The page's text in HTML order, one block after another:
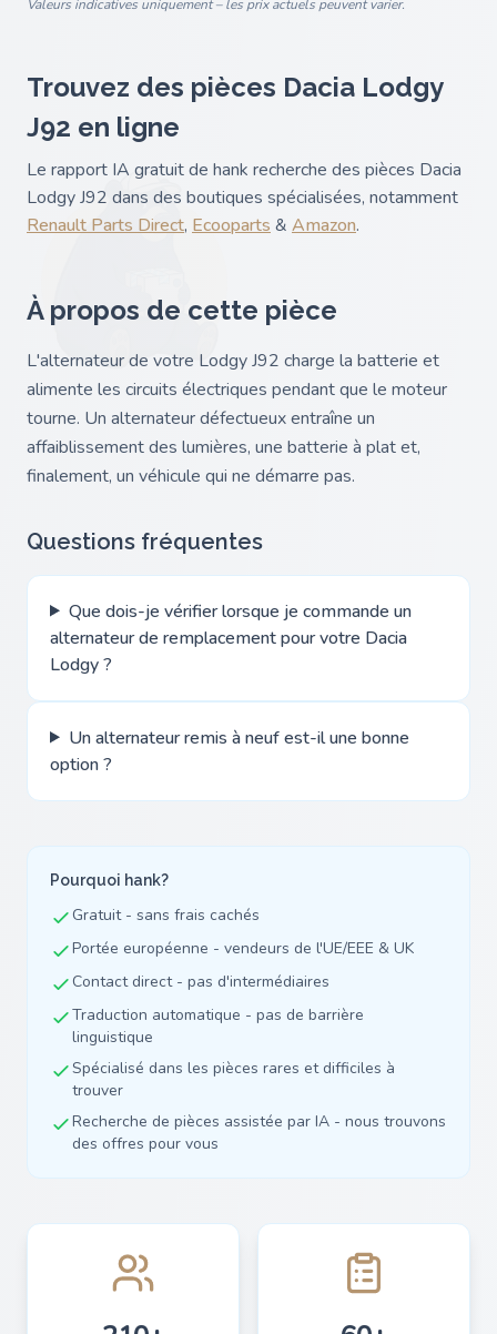
Valeurs indicatives uniquement – les prix actuels peuvent varier.
Trouvez des pièces Dacia Lodgy
J92 en ligne
Le rapport IA gratuit de hank recherche des pièces Dacia
Lodgy J92 dans des boutiques spécialisées, notamment
Renault Parts Direct, Ecooparts & Amazon.
À propos de cette pièce
L'alternateur de votre Lodgy J92 charge la batterie et
alimente les circuits électriques pendant que le moteur
tourne. Un alternateur défectueux entraîne un
affaiblissement des lumières, une batterie à plat et,
finalement, un véhicule qui ne démarre pas.
Questions fréquentes
Que dois-je vérifier lorsque je commande un
alternateur de remplacement pour votre Dacia
Lodgy ?
Un alternateur remis à neuf est-il une bonne
option ?
Pourquoi hank?
Gratuit - sans frais cachés
Portée européenne - vendeurs de l'UE/EEE & UK
Contact direct - pas d'intermédiaires
Traduction automatique - pas de barrière
linguistique
Spécialisé dans les pièces rares et difficiles à
trouver
Recherche de pièces assistée par IA - nous trouvons
des offres pour vous